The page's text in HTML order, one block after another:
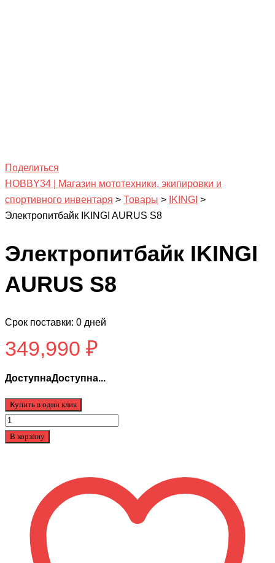
Поделиться
HOBBY34 | Магазин мототехники, экипировки и
спортивного инвентаря > Товары > IKINGI >
Электропитбайк IKINGI AURUS S8
Электропитбайк IKINGI
AURUS S8
Срок поставки: 0 дней
349,990 ₽
ДоступнаДоступна...
Купить в один клик
Количество
товара
В корзину